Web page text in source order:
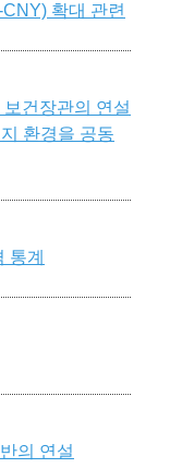
확대 관련
건장관의 연설
환경을 공동
통계
의 연설